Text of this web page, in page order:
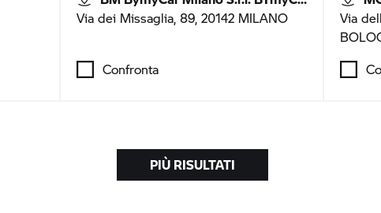
Via dei Missaglia, 89, 20142 MILANO
Confronta
Via
PIÙ RISULTATI